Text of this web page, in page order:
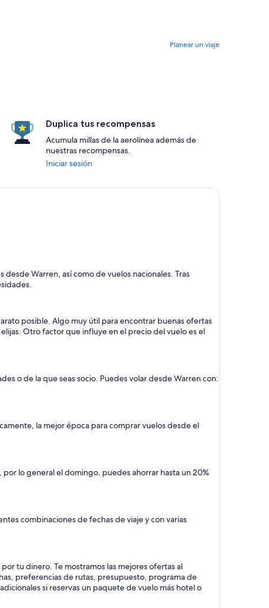
Planear un viaje
Duplica tus recompensas
Acumula millas de la aerolínea además de
nuestras recompensas.
Iniciar sesión
Warren, así como de vuelos nacionales. Tras
posible. Algo muy útil para encontrar buenas ofertas
Otro factor que influye en el precio del vuelo es el
o de la que seas socio. Puedes volar desde Warren con:
la mejor época para comprar vuelos desde el
por lo general el domingo, puedes ahorrar hasta un 20%
combinaciones de fechas de viaje y con varias
tu dinero. Te mostramos las mejores ofertas al
preferencias de rutas, presupuesto, programa de
si reservas un paquete de vuelo más hotel o